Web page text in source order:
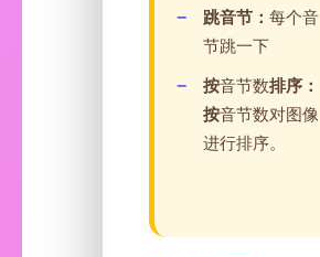
跳音节：每个音
节跳一下
按音节数排序：
按音节数对图像
进行排序。